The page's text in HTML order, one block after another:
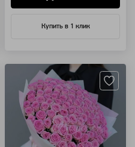
Купить в 1 клик